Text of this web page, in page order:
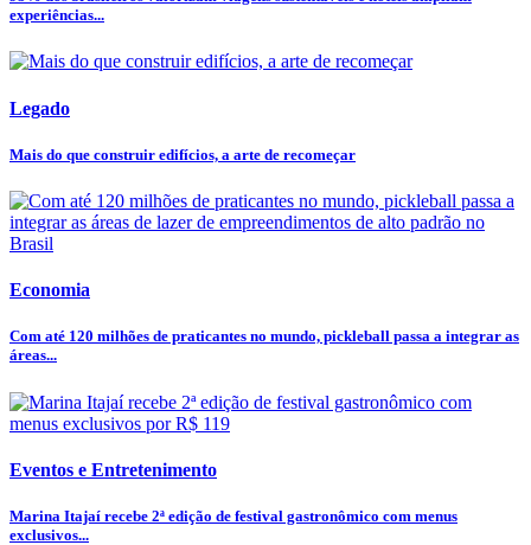
experiências...
Legado
Mais do que construir edifícios, a arte de recomeçar
Economia
Com até 120 milhões de praticantes no mundo, pickleball passa a integrar as
áreas...
Eventos e Entretenimento
Marina Itajaí recebe 2ª edição de festival gastronômico com menus
exclusivos...